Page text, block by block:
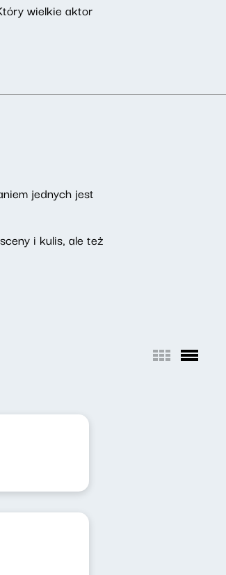
wielkie aktor
jednych jest
i kulis, ale też